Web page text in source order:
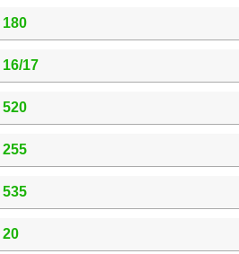
180
16/17
520
255
535
20